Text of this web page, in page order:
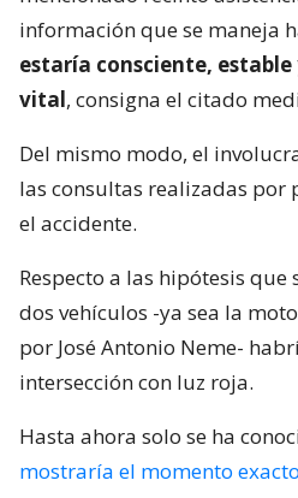
información que se maneja
estaría consciente,
vital, consigna el citado
Del mismo modo, el
las consultas realizadas por
el accidente.
Respecto a las hipótesis que
dos vehículos -ya sea la
por José Antonio Neme-
intersección con luz roja.
Hasta ahora solo se ha
mostraría el momento